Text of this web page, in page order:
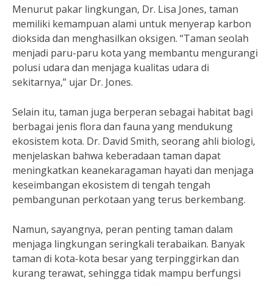
Menurut pakar lingkungan, Dr. Lisa Jones, taman
memiliki kemampuan alami untuk menyerap karbon
dioksida dan menghasilkan oksigen. “Taman seolah
menjadi paru-paru kota yang membantu mengurangi
polusi udara dan menjaga kualitas udara di
sekitarnya,” ujar Dr. Jones.
Selain itu, taman juga berperan sebagai habitat bagi
berbagai jenis flora dan fauna yang mendukung
ekosistem kota. Dr. David Smith, seorang ahli biologi,
menjelaskan bahwa keberadaan taman dapat
meningkatkan keanekaragaman hayati dan menjaga
keseimbangan ekosistem di tengah tengah
pembangunan perkotaan yang terus berkembang.
Namun, sayangnya, peran penting taman dalam
menjaga lingkungan seringkali terabaikan. Banyak
taman di kota-kota besar yang terpinggirkan dan
kurang terawat, sehingga tidak mampu berfungsi